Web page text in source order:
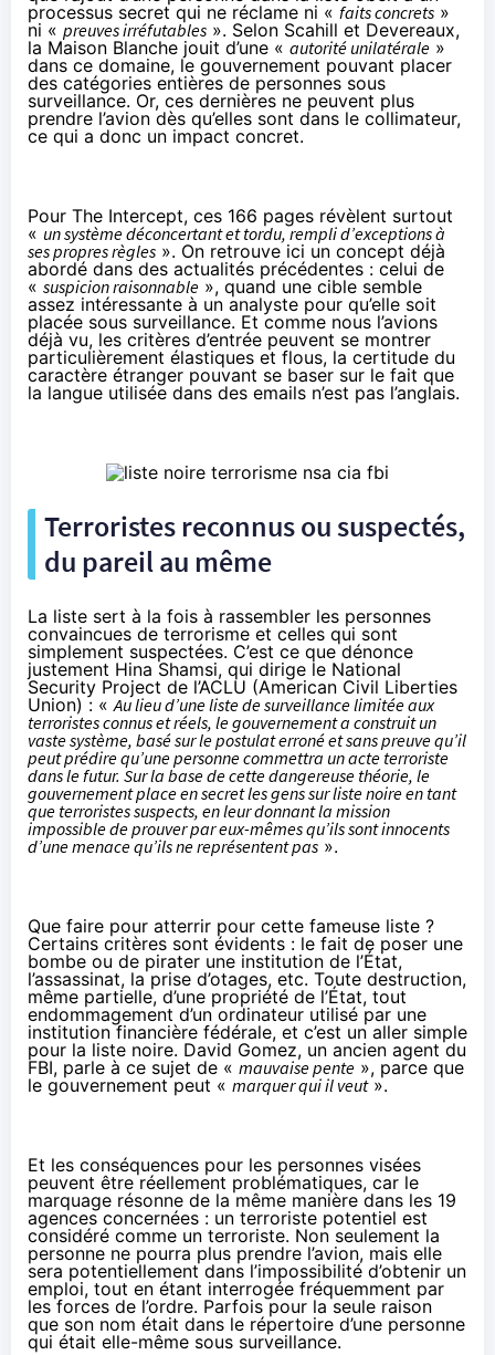
processus secret qui ne réclame ni « faits concrets »
ni « preuves irréfutables ». Selon Scahill et Devereaux,
la Maison Blanche jouit d’une « autorité unilatérale »
dans ce domaine, le gouvernement pouvant placer
des catégories entières de personnes sous
surveillance. Or, ces dernières ne peuvent plus
prendre l’avion dès qu’elles sont dans le collimateur,
ce qui a donc un impact concret.
Pour The Intercept, ces 166 pages révèlent surtout
« un système déconcertant et tordu, rempli d’exceptions à
ses propres règles ». On retrouve ici un concept déjà
abordé dans des actualités précédentes : celui de
« suspicion raisonnable », quand une cible semble
assez intéressante à un analyste pour qu’elle soit
placée sous surveillance. Et comme nous l’avions
déjà vu, les critères d’entrée peuvent se montrer
particulièrement élastiques et flous, la certitude du
caractère étranger pouvant se baser sur le fait que
la langue utilisée dans des emails n’est pas l’anglais.
Terroristes reconnus ou suspectés,
du pareil au même
La liste sert à la fois à rassembler les personnes
convaincues de terrorisme et celles qui sont
simplement suspectées. C’est ce que dénonce
justement Hina Shamsi, qui dirige le National
Security Project de l’ACLU (American Civil Liberties
Union) : «Au lieu d’une liste de surveillance limitée aux
terroristes connus et réels, le gouvernement a construit un
vaste système, basé sur le postulat erroné et sans preuve qu’il
peut prédire qu’une personne commettra un acte terroriste
dans le futur. Sur la base de cette dangereuse théorie, le
gouvernement place en secret les gens sur liste noire en tant
que terroristes suspects, en leur donnant la mission
impossible de prouver par eux-mêmes qu’ils sont innocents
d’une menace qu’ils ne représentent pas ».
Que faire pour atterrir pour cette fameuse liste ?
Certains critères sont évidents : le fait de poser une
bombe ou de pirater une institution de l’État,
l’assassinat, la prise d’otages, etc. Toute destruction,
même partielle, d’une propriété de l’État, tout
endommagement d’un ordinateur utilisé par une
institution financière fédérale, et c’est un aller simple
pour la liste noire. David Gomez, un ancien agent du
FBI, parle à ce sujet de « mauvaise pente », parce que
le gouvernement peut « marquer qui il veut».
Et les conséquences pour les personnes visées
peuvent être réellement problématiques, car le
marquage résonne de la même manière dans les 19
agences concernées : un terroriste potentiel est
considéré comme un terroriste. Non seulement la
personne ne pourra plus prendre l’avion, mais elle
sera potentiellement dans l’impossibilité d’obtenir un
emploi, tout en étant interrogée fréquemment par
les forces de l’ordre. Parfois pour la seule raison
que son nom était dans le répertoire d’une personne
qui était elle-même sous surveillance.